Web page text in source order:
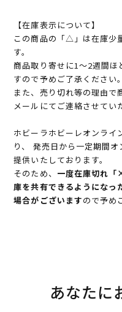
【在庫表示について】
この商品の「△」は在庫少
す。
商品取り寄せに1～2週間ほ
すので予めご了承ください。
また、売り切れ等の理由で
メールにてご連絡させてい
ホビーラホビーレオンライ
り、 発売日から一定期間
提供いたしております。
そのため、 一度在庫切れ「
庫を共有できるようになっ
場合がございますので予め
あなたに